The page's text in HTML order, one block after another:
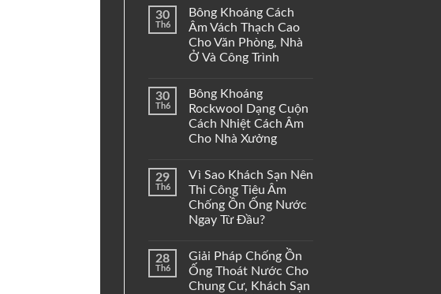
30
Th6
Bông Khoáng Cách
Âm Vách Thạch Cao
Cho Văn Phòng, Nhà
Ở Và Công Trình
30
Th6
Bông Khoáng
Rockwool Dạng Cuộn
Cách Nhiệt Cách Âm
Cho Nhà Xưởng
29
Th6
Vì Sao Khách Sạn Nên
Thi Công Tiêu Âm
Chống Ồn Ống Nước
Ngay Từ Đầu?
28
Th6
Giải Pháp Chống Ồn
Ống Thoát Nước Cho
Chung Cư, Khách Sạn